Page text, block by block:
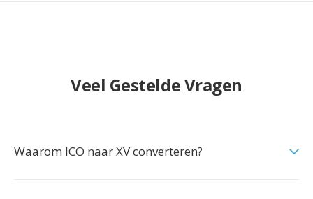
Veel Gestelde Vragen
Waarom ICO naar XV converteren?